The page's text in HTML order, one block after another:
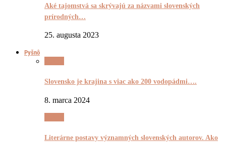
Aké tajomstvá sa skrývajú za názvami slovenských
prírodných…
25. augusta 2023
Pyšnô
Slovensko je krajina s viac ako 200 vodopádmi….
8. marca 2024
Literárne postavy významných slovenských autorov. Ako